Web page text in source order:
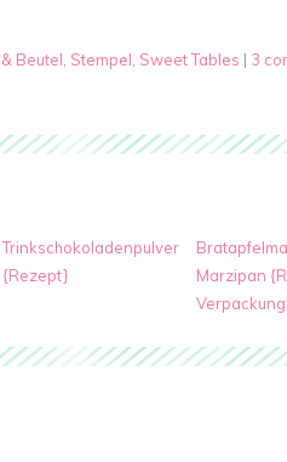
Beutel Stempel Sweet Tables | 3
Trinkschokoladenpulver
{Rezept}
Marzipan